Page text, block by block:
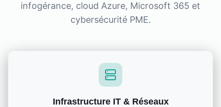
infogérance, cloud Azure, Microsoft 365 et
cybersécurité PME.
Infrastructure IT & Réseaux